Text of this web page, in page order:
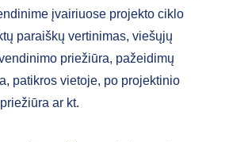
įvairiuose projekto ciklo
paraiškų vertinimas, viešųjų
priežiūra, pažeidimų
patikros vietoje, po projektinio
ar kt.